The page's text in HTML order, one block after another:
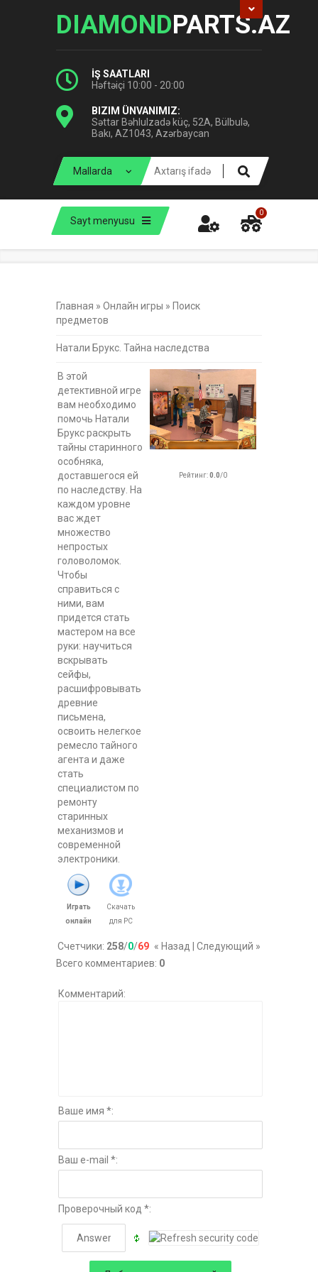
DIAMONDPARTS.AZ
İŞ SAATLARI
Həftəiçi 10:00 - 20:00
BIZIM ÜNVANIMIZ:
Səttar Bəhlulzadə küç, 52A, Bülbulə,
Bakı, AZ1043, Azərbaycan
Sayt menyusu
0
Главная » Онлайн игры » Поиск
предметов
Натали Брукс. Тайна наследства
В этой
детективной игре
вам необходимо
помочь Натали
Брукс раскрыть
тайны старинного
особняка,
доставшегося ей
по наследству. На
каждом уровне
вас ждет
множество
непростых
головоломок.
Чтобы
справиться с
ними, вам
придется стать
мастером на все
руки: научиться
вскрывать
сейфы,
расшифровывать
древние
письмена,
освоить нелегкое
ремесло тайного
агента и даже
стать
специалистом по
ремонту
старинных
механизмов и
современной
электроники.
Играть
онлайн
Скачать
для PC
Рейтинг:0.0/0
« Назад Следующий »
Счетчики: 258/0/69
Всего комментариев: 0
Комментарий:
Ваше имя *:
Ваш e-mail *:
Проверочный код *: